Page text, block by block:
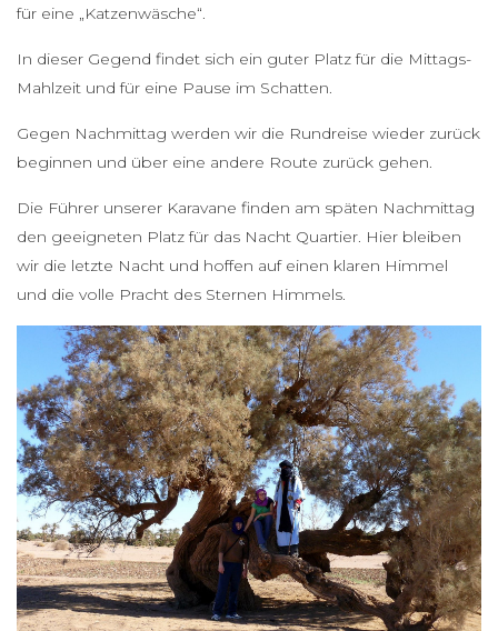
für eine „Katzenwäsche“.
In dieser Gegend findet sich ein guter Platz für die Mittags-
Mahlzeit und für eine Pause im Schatten.
Gegen Nachmittag werden wir die Rundreise wieder zurück
beginnen und über eine andere Route zurück gehen.
Die Führer unserer Karavane finden am späten Nachmittag
den geeigneten Platz für das Nacht Quartier. Hier bleiben
wir die letzte Nacht und hoffen auf einen klaren Himmel
und die volle Pracht des Sternen Himmels.